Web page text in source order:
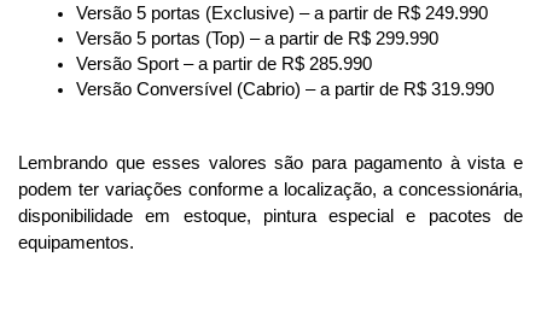
Versão 5 portas (Exclusive) – a partir de R$ 249.990
Versão 5 portas (Top) – a partir de R$ 299.990
Versão Sport – a partir de R$ 285.990
Versão Conversível (Cabrio) – a partir de R$ 319.990
Lembrando que esses valores são para pagamento à vista e
podem ter variações conforme a localização, a concessionária,
disponibilidade em estoque, pintura especial e pacotes de
equipamentos.